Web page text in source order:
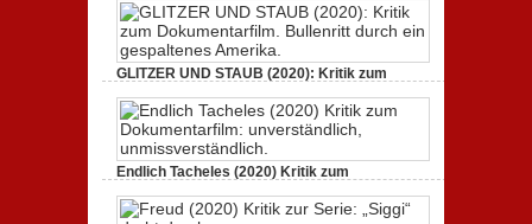
GUNDA
(2020):
Kritik.
Kreaturen,
spektakulär
GLITZER UND STAUB (2020): Kritik zum
Dokumentarfilm.
3. Oktober 2020,Keine Kommentare zu
GLITZER
UND
(2020):
Kritik
zum
Dokumentarfilm.
Endlich Tacheles (2020) Kritik zum
Dokumentarfilm: unverständlich,
19. Mai 2020,Keine Kommentarezu